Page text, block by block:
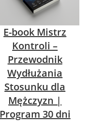
E-book Mistrz
Kontroli –
Przewodnik
Wydłużania
Stosunku dla
Mężczyzn |
Program 30 dni